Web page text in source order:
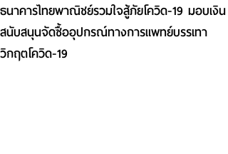
ธนาคารไทยพาณิชย์รวมใจสู้ภัยโควิด-19 มอบเงิน
สนับสนุนจัดซื้ออุปกรณ์ทางการแพทย์บรรเทา
วิกฤตโควิด-19